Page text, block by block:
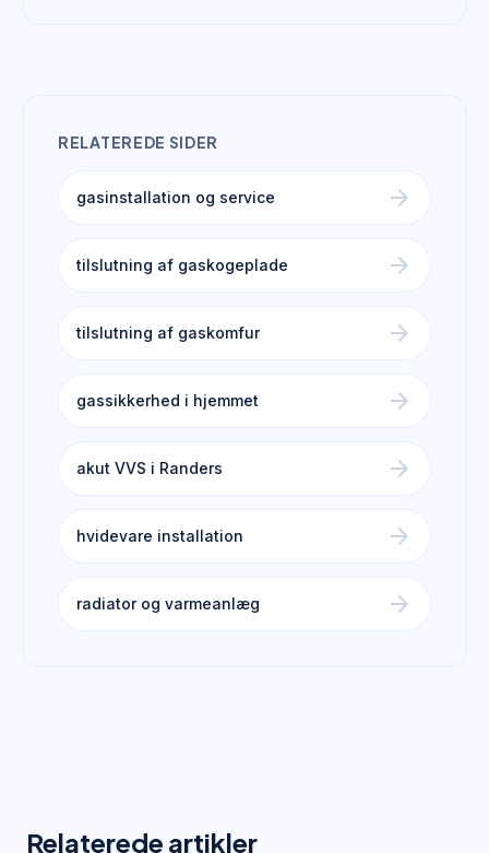
RELATEREDE SIDER
gasinstallation og service arrow_forward
tilslutning af gaskogeplade arrow_forward
tilslutning af gaskomfur arrow_forward
gassikkerhed i hjemmet arrow_forward
akut VVS i Randers arrow_forward
hvidevare installation arrow_forward
radiator og varmeanlæg arrow_forward
Relaterede artikler